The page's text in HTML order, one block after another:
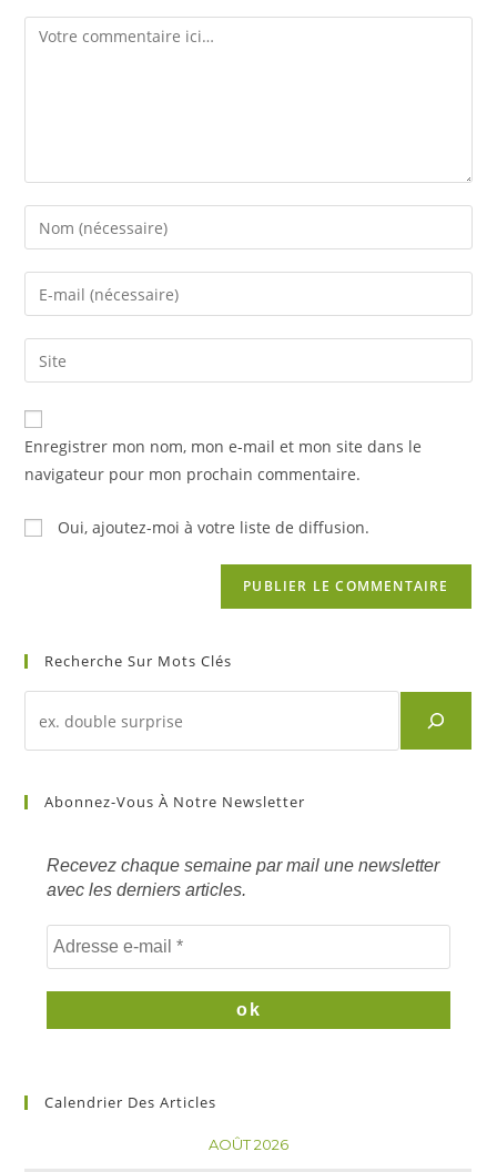
Comment
Enter
your
name
comment
Enter
your
email
address
comment
Saisir
l’URL
de
votre
(facultatif)
Enregistrer mon nom, mon e-mail et mon site dans le
navigateur pour mon prochain commentaire.
Oui, ajoutez-moi à votre liste de diffusion.
Recherche Sur Mots Clés
d'un
mots
Abonnez-Vous À Notre Newsletter
Recevez chaque semaine par mail une newsletter
avec les derniers articles.
Calendrier Des Articles
AOÛT 2026